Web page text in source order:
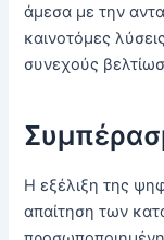
άμεσα με την
καινοτόμες
συνεχούς
Η εξέλιξη της
απαίτηση των